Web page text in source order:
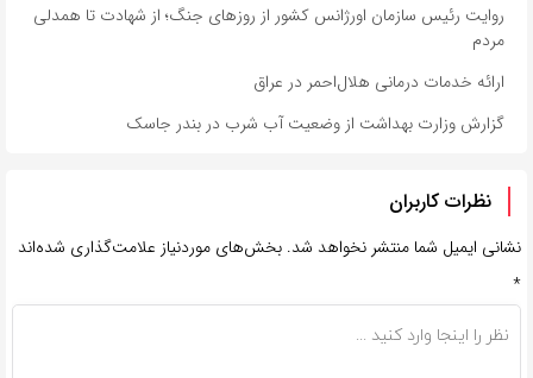
روایت رئیس سازمان اورژانس کشور از روزهای جنگ؛ از شهادت تا همدلی
مردم
ارائه خدمات درمانی هلال‌احمر در عراق
گزارش وزارت بهداشت از وضعیت آب شرب در بندر جاسک
نظرات کاربران
نشانی ایمیل شما منتشر نخواهد شد. بخش‌های موردنیاز علامت‌گذاری شده‌اند
*